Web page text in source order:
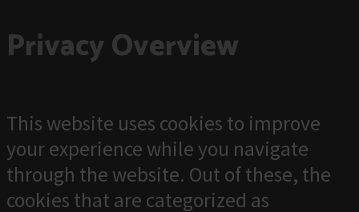
Privacy Overview
This website uses cookies to improve
your experience while you navigate
through the website. Out of these, the
cookies that are categorized as